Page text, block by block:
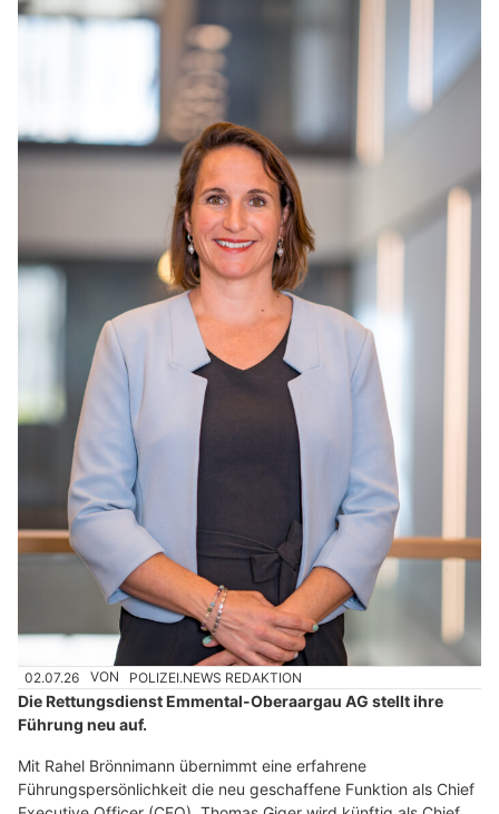
02.07.26 VON POLIZEI.NEWS REDAKTION
Die Rettungsdienst Emmental-Oberaargau AG stellt ihre
Führung neu auf.
Mit Rahel Brönnimann übernimmt eine erfahrene
Führungspersönlichkeit die neu geschaffene Funktion als Chief